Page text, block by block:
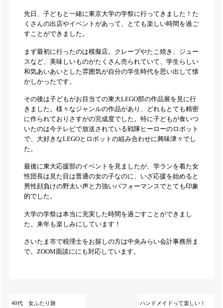
先日、子どもと一緒に東京大学の学祭に行ってきました！た
くさんの出店やイベントがあって、とても楽しい時間を過ご
すことができました。
まず最初に行ったのは模擬店。クレープやたこ焼き、ジュー
スなど、美味しいものがたくさん売られていて、学生らしい
和気あいあいとした雰囲気が自分の学生時代を思い出して懐
かしかったです。
その後は子どもがお目当ての東大LEGO部の作品展を見に行
きました。様々なジャンルの作品があり、どれもとても精密
に作られておりさすがの完成度でした。特に子どもが食いつ
いたのは今テレビで放送されている戦隊ヒーローのロボット
で、大好きなLEGOとロボットの組み合わせに興味津々でし
た。
最後に東大応援部のイベントを見ましたが、学ランを着た女
性団長は見た目は普通の女の子なのに、いざ応援を始めると
男性顔負けの野太い声と力強いパフォーマンスでとても印象
的でした。
大学の学祭は本当に充実した時間を過ごすことができまし
た。来年も楽しみにしています！
さいたま市で税理士をお探しの方は中央みらい会計事務所ま
で。ZOOM面談ににも対応しています。
40代 女ふたり旅 ハンドメイドって楽しい！